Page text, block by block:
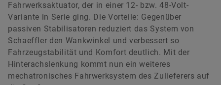
Fahrwerksaktuator, der in einer 12- bzw. 48-Volt-
Variante in Serie ging. Die Vorteile: Gegenüber
passiven Stabilisatoren reduziert das System von
Schaeffler den Wankwinkel und verbessert so
Fahrzeugstabilität und Komfort deutlich. Mit der
Hinterachslenkung kommt nun ein weiteres
mechatronisches Fahrwerksystem des Zulieferers auf